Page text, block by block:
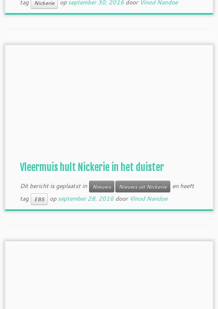
tag Nickerie op september 30, 2016 door Vinod Nandoe
Vleermuis hult Nickerie in het duister
Dit bericht is geplaatst in Nieuws Nieuws uit Nickerie
en heeft
tag
EBS op september 28, 2016 door Vinod Nandoe